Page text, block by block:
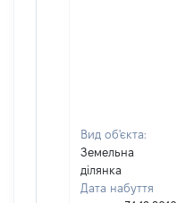
Вид об'єкта:
Земельна
ділянка
Дата набуття